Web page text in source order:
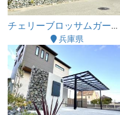
チェリーブロッサムガーデン株式会社
兵庫県